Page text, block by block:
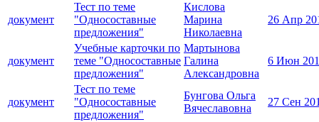
документ
Тест по теме
"Односоставные
предложения"
Кислова
Марина
Николаевна
26 Апр
документ
Учебные карточки по
теме "Односоставные
предложения"
Мартынова
Галина
Александровна
6 Июн
документ
Тест по теме
"Односоставные
предложения"
Бунгова Ольга
Вячеславовна
27 Сен